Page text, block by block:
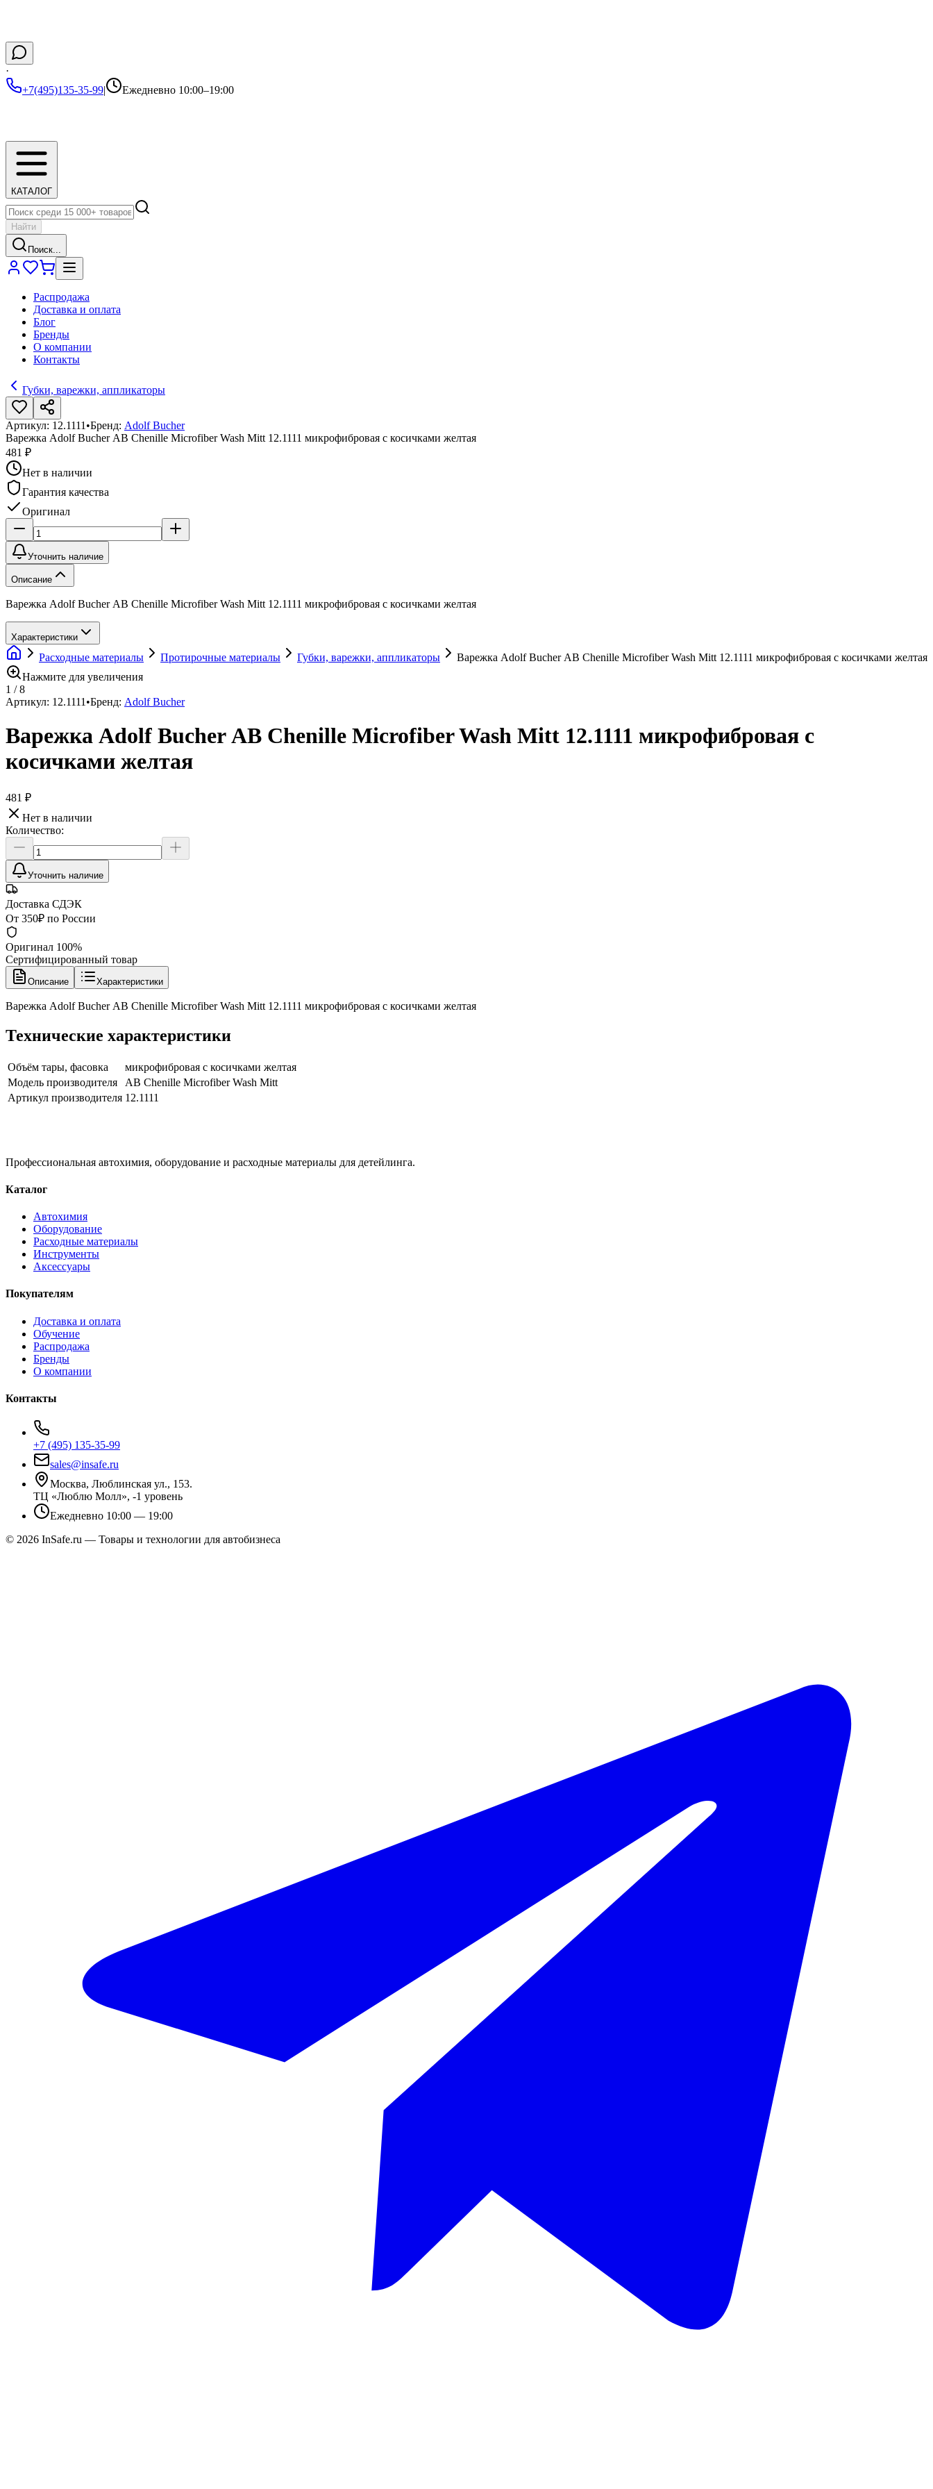
·
+7(495)135-35-99| Ежедневно 10:00–19:00
КАТАЛОГ
Найти
Поиск...
Распродажа
Доставка и оплата
Блог
Бренды
О компании
Контакты
Губки, варежки, аппликаторы
Артикул: 12.1111 •Бренд: Adolf Bucher
Варежка Adolf Bucher АВ Chenille Microfiber Wash Mitt 12.1111 микрофибровая с косичками желтая
481 ₽
Нет в наличии
Гарантия качества
Оригинал
Уточнить наличие
Описание
Варежка Adolf Bucher АВ Chenille Microfiber Wash Mitt 12.1111 микрофибровая с косичками желтая
Характеристики
Расходные материалы Протирочные материалы Губки, варежки, аппликаторы
Варежка Adolf Bucher АВ Chenille Microfiber Wash Mitt 12.1111 микрофибровая с косичками желтая
Нажмите для увеличения
1 /8
Артикул: 12.1111 •Бренд: Adolf Bucher
Варежка Adolf Bucher АВ Chenille Microfiber Wash Mitt 12.1111 микрофибровая с
косичками желтая
481 ₽
Нет в наличии
Количество:
Уточнить наличие
Доставка СДЭК
От 350₽ по России
Оригинал 100%
Сертифицированный товар
Описание Характеристики
Варежка Adolf Bucher АВ Chenille Microfiber Wash Mitt 12.1111 микрофибровая с косичками желтая
Технические характеристики
Объём тары, фасовка
микрофибровая с косичками желтая
Модель производителя
АВ Chenille Microfiber Wash Mitt
Артикул производителя 12.1111
Профессиональная автохимия, оборудование и расходные материалы для детейлинга.
Каталог
Автохимия
Оборудование
Расходные материалы
Инструменты
Аксессуары
Покупателям
Доставка и оплата
Обучение
Распродажа
Бренды
О компании
Контакты
+7 (495) 135-35-99
sales@insafe.ru
Москва, Люблинская ул., 153.
ТЦ «Люблю Молл», -1 уровень
Ежедневно 10:00 — 19:00
© 2026 InSafe.ru — Товары и технологии для автобизнеса